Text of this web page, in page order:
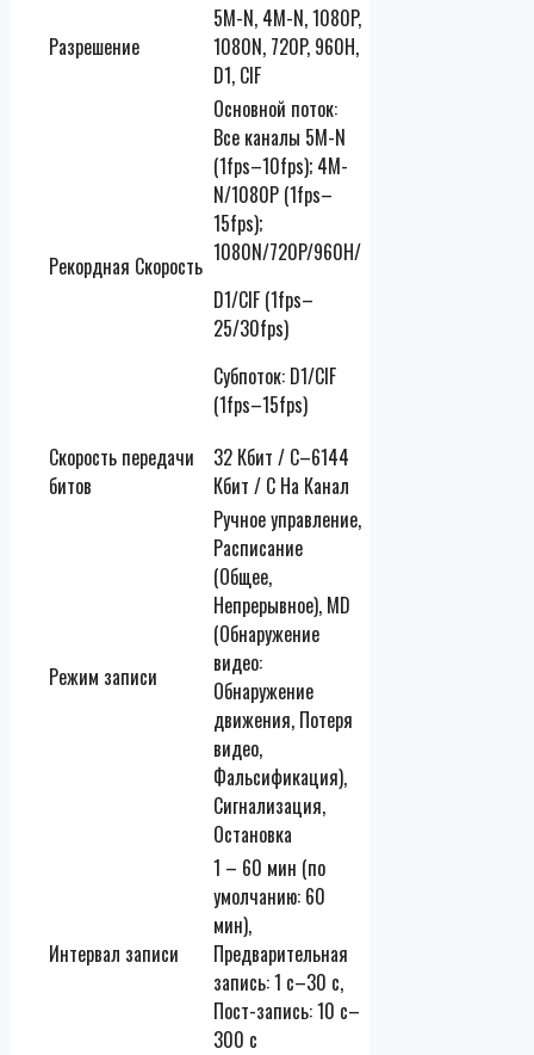
Разрешение
5M-N, 4M-N, 1080P,
1080N, 720P, 960H,
D1, CIF
Рекордная Скорость
Основной поток:
Все каналы 5M-N
(1fps–10fps); 4M-
N/1080P (1fps–
15fps);
1080N/720P/960H/
D1/CIF (1fps–
25/30fps)
Субпоток: D1/CIF
(1fps–15fps)
Скорость передачи
битов
32 Кбит / С–6144
Кбит / С На Канал
Режим записи
Ручное управление,
Расписание
(Общее,
Непрерывное), MD
(Обнаружение
видео:
Обнаружение
движения, Потеря
видео,
Фальсификация),
Сигнализация,
Остановка
Интервал записи
1 – 60 мин (по
умолчанию: 60
мин),
Предварительная
запись: 1 с–30 с,
Пост-запись: 10 с–
300 с